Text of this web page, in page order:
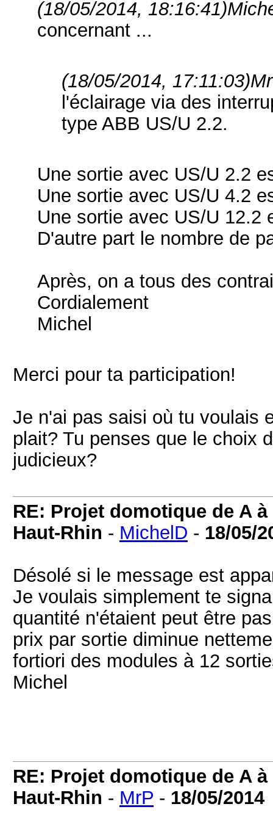
(18/05/2014, 18:16:41)
concernant ...
(18/05/2014, 17:11:03)
l'éclairage via des
type ABB US/U 2.2.
Une sortie avec US/U 2.2
Une sortie avec US/U 4.2
Une sortie avec US/U 12.2
D'autre part le nombre de
Après, on a tous des
Cordialement
Michel
Merci pour ta participation!
Je n'ai pas saisi où tu voulais
plait? Tu penses que le choix
judicieux?
RE: Projet domotique de A
Haut-Rhin - MichelD - 18/05/
Désolé si le message est
Je voulais simplement te
quantité n'étaient peut être
prix par sortie diminue
fortiori des modules à 12
Michel
RE: Projet domotique de A
Haut-Rhin - MrP - 18/05/2014